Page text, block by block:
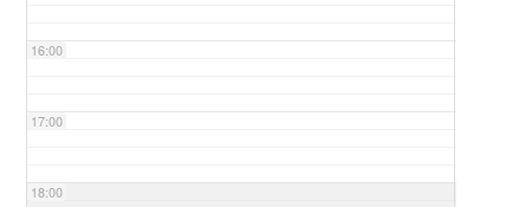
16:00
17:00
18:00